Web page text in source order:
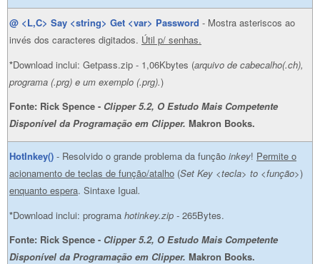
@ <L,C> Say <string> Get <var> Password - Mostra asteriscos ao
invés dos caracteres digitados. Útil p/ senhas.
*Download inclui: Getpass.zip - 1,06Kbytes (arquivo de cabecalho(.ch),
programa (.prg) e um exemplo (.prg).)
Fonte: Rick Spence - Clipper 5.2, O Estudo Mais Competente
Disponível da Programação em Clipper. Makron Books.
HotInkey() - Resolvido o grande problema da função inkey! Permite o
acionamento de teclas de função/atalho (Set Key <tecla> to <função>)
enquanto espera. Sintaxe Igual.
*Download inclui: programa hotinkey.zip - 265Bytes.
Fonte: Rick Spence - Clipper 5.2, O Estudo Mais Competente
Disponível da Programação em Clipper. Makron Books.